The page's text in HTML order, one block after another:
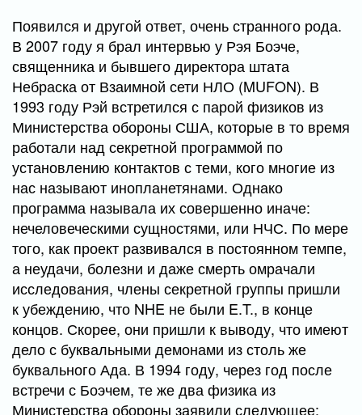
Появился и другой ответ, очень странного рода.
В 2007 году я брал интервью у Рэя Боэче,
священника и бывшего директора штата
Небраска от Взаимной сети НЛО (MUFON). В
1993 году Рэй встретился с парой физиков из
Министерства обороны США, которые в то время
работали над секретной программой по
установлению контактов с теми, кого многие из
нас называют инопланетянами. Однако
программа называла их совершенно иначе:
нечеловеческими сущностями, или НЧС. По мере
того, как проект развивался в постоянном темпе,
а неудачи, болезни и даже смерть омрачали
исследования, члены секретной группы пришли
к убеждению, что NHE не были E.T., в конце
концов. Скорее, они пришли к выводу, что имеют
дело с буквальными демонами из столь же
буквального Ада. В 1994 году, через год после
встречи с Боэчем, те же два физика из
Министерства обороны заявили следующее: